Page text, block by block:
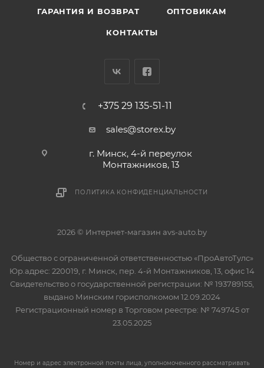
ГАРАНТИЯ И ВОЗВРАТ ОПТОВИКАМ
КОНТАКТЫ
+375 29 135-51-11
sales@storex.by
г. Минск, 4-й переулок
Монтажников, 13
ПОЛИТИКА КОНФИДЕНЦИАЛЬНОСТИ
2026 © Интернет-магазин avs-auto.by
Общество с ограниченной ответственностью «ПроАвтоТулс»
Юр.адрес: 220019, г. Минск, пер. 4-й Монтажников, 13, офис 14
Свидетельство о государственной регистрации: № 193789155,
выдано Минским горисполкомом 12.09.2024
Регистрационный номер в Торговом реестре: № 749745 от
23.05.2025
Номер и адрес электронной почты лица, уполномоченного рассматривать